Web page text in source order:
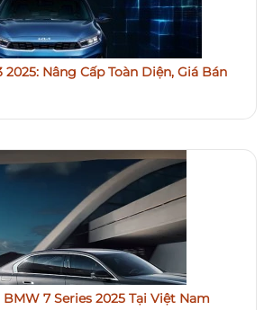
2025: Nâng Cấp Toàn Diện, Giá Bán
7 Series 2025 Tại Việt Nam